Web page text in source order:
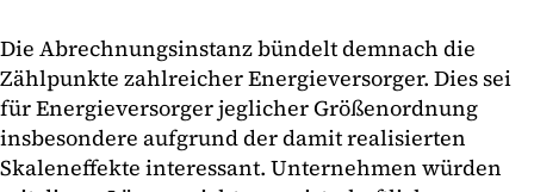
Die Abrechnungsinstanz bündelt demnach die
Zählpunkte zahlreicher Energieversorger. Dies sei
für Energieversorger jeglicher Größenordnung
insbesondere aufgrund der damit realisierten
Skaleneffekte interessant. Unternehmen würden